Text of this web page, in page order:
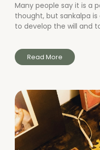
Many people say it is a
thought, but sankalpa
to develop the will and
Read More